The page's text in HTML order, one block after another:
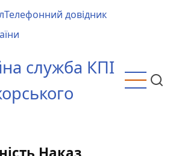
Телефонний довідник
служба КПІ